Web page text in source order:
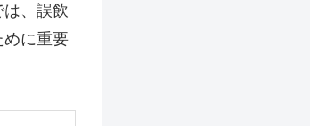
、誤飲
めに重要